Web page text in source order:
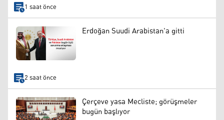
1 saat önce
Erdoğan Suudi Arabistan'a gitti
2 saat önce
Çerçeve yasa Mecliste; görüşmeler
bugün başlıyor